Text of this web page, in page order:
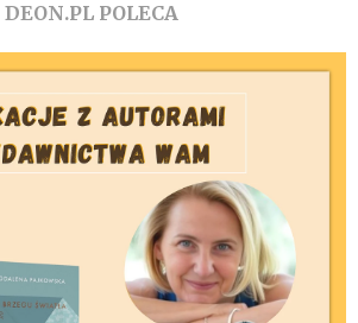
DEON.PL POLECA